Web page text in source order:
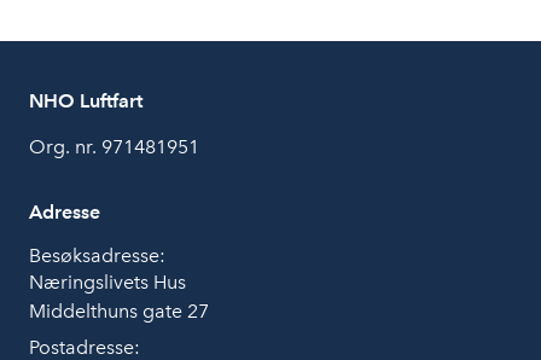
NHO Luftfart
Org. nr. 971481951
Adresse
Besøksadresse:
Næringslivets Hus
Middelthuns gate 27
Postadresse: